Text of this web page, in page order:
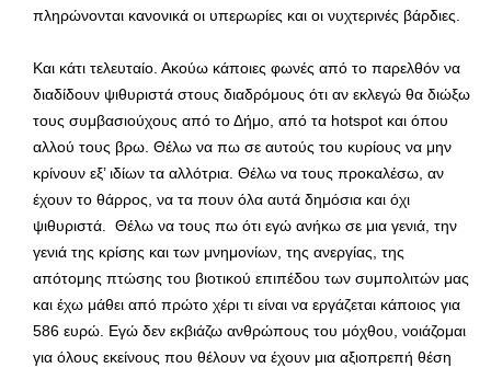
πληρώνονται κανονικά οι υπερωρίες και οι νυχτερινές βάρδιες.
Και κάτι τελευταίο. Ακούω κάποιες φωνές από το παρελθόν να
διαδίδουν ψιθυριστά στους διαδρόμους ότι αν εκλεγώ θα διώξω
τους συμβασιούχους από το Δήμο, από τα hotspot και όπου
αλλού τους βρω. Θέλω να πω σε αυτούς του κυρίους να μην
κρίνουν εξ’ ιδίων τα αλλότρια. Θέλω να τους προκαλέσω, αν
έχουν το θάρρος, να τα πουν όλα αυτά δημόσια και όχι
ψιθυριστά. Θέλω να τους πω ότι εγώ ανήκω σε μια γενιά, την
γενιά της κρίσης και των μνημονίων, της ανεργίας, της
απότομης πτώσης του βιοτικού επιπέδου των συμπολιτών μας
και έχω μάθει από πρώτο χέρι τι είναι να εργάζεται κάποιος για
586 ευρώ. Εγώ δεν εκβιάζω ανθρώπους του μόχθου, νοιάζομαι
για όλους εκείνους που θέλουν να έχουν μια αξιοπρεπή θέση